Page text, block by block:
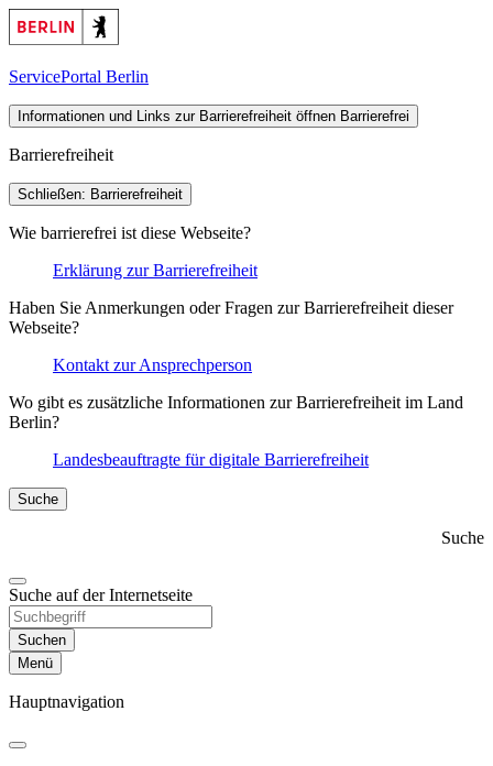
ServicePortal Berlin
Informationen und Links zur Barrierefreiheit öffnen Barrierefrei
Barrierefreiheit
Schließen: Barrierefreiheit
Wie barrierefrei ist diese Webseite?
Erklärung zur Barrierefreiheit
Haben Sie Anmerkungen oder Fragen zur Barrierefreiheit dieser
Webseite?
Kontakt zur Ansprechperson
Wo gibt es zusätzliche Informationen zur Barrierefreiheit im Land
Berlin?
Landesbeauftragte für digitale Barrierefreiheit
Suche
Suche
Suche auf der Internetseite
Suchen
Menü
Hauptnavigation